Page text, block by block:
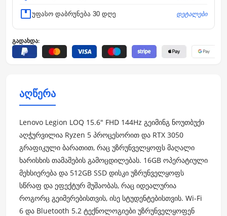
უფასო დაბრუნება 30 დღე დეტალები
გადახდა:
აღწერა
Lenovo Legion LOQ 15.6" FHD 144Hz გეიმინგ ნოუთბუქი
აღჭურვილია Ryzen 5 პროცესორით და RTX 3050
გრაფიკული ბარათით, რაც უზრუნველყოფს მაღალი
ხარისხის თამაშების გამოცდილებას. 16GB ოპერატიული
მეხსიერება და 512GB SSD დისკი უზრუნველყოფს
სწრაფ და ეფექტურ მუშაობას, რაც იდეალურია
როგორც გეიმერებისთვის, ისე სტუდენტებისთვის. Wi-Fi
6 და Bluetooth 5.2 ტექნოლოგიები უზრუნველყოფენ